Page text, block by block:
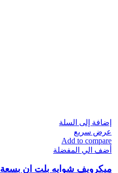
إضافة إلى السلة
عرض سريع
Add to compare
أضف الي المفضلة
ميكرويف شوايه​ بلت ان بسعة 28 لتر البا